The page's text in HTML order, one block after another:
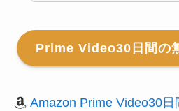
Prime Video30日間の
Amazon Prime Video30